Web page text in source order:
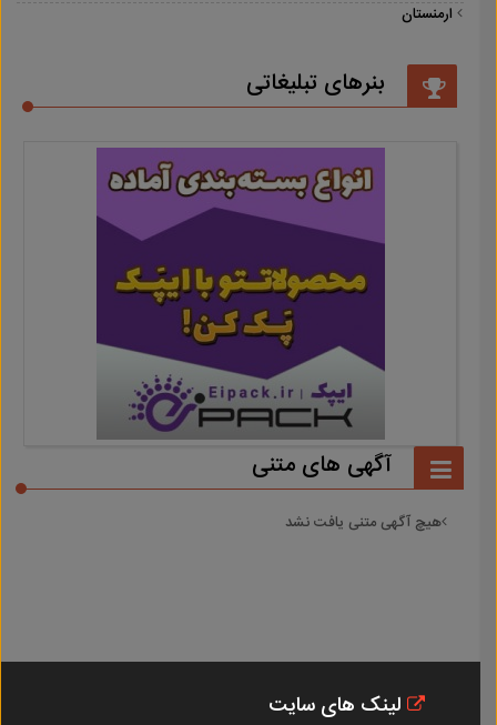
ارمنستان
بنرهای تبلیغاتی
آگهی های متنی
هیچ آگهی متنی یافت نشد
لینک های سایت